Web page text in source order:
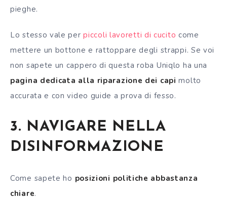
pieghe.
Lo stesso vale perpiccoli lavoretti di cucito come
mettere un bottone e rattoppare degli strappi. Se voi
non sapete un cappero di questa roba Uniqlo ha una
pagina dedicata alla riparazione dei capi molto
accurata e con video guide a prova di fesso.
3. NAVIGARE NELLA
DISINFORMAZIONE
Come sapete ho posizioni politiche abbastanza
chiare.